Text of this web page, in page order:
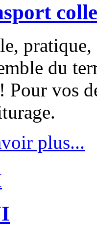
pratique,
du
Pour vos
plus...